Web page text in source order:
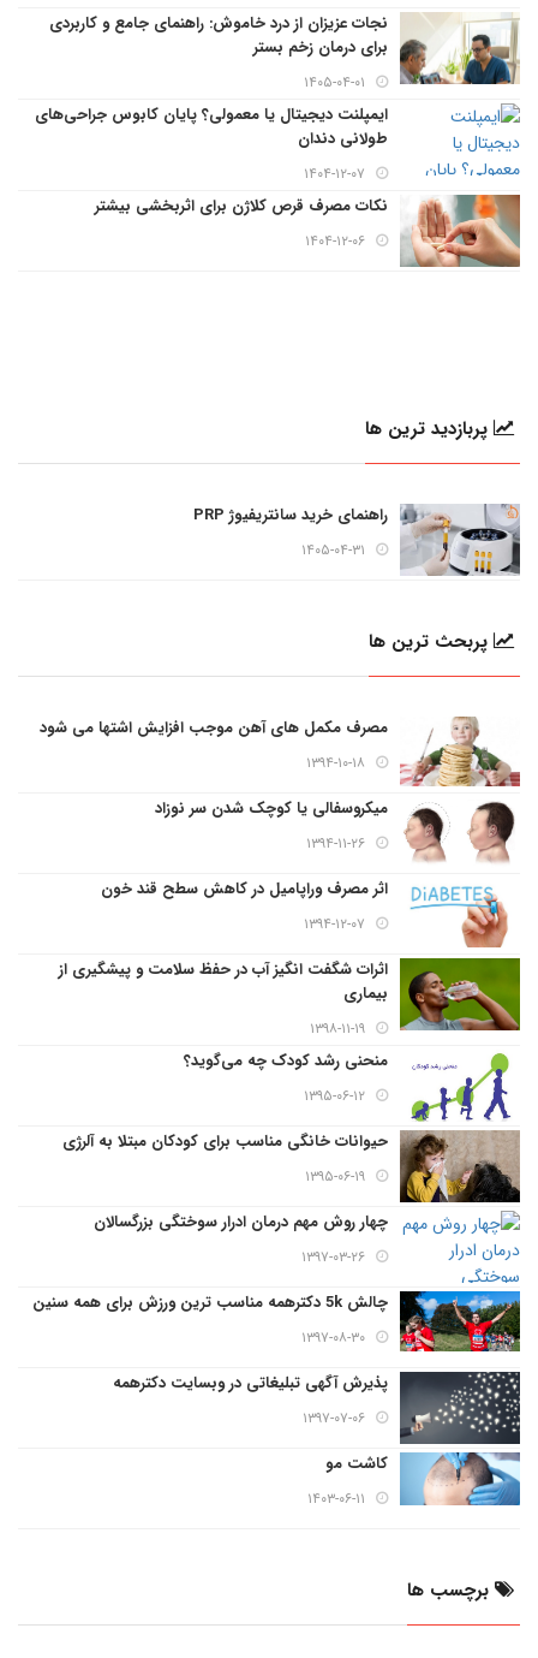
نجات عزیزان از درد خاموش: راهنمای جامع و کاربردی
برای درمان زخم بستر
۱۴۰۵-۰۴-۰۱
ایمپلنت دیجیتال یا معمولی؟ پایان کابوس جراحی‌های
طولانی دندان
۱۴۰۴-۱۲-۰۷
نکات مصرف قرص کلاژن برای اثربخشی بیشتر
۱۴۰۴-۱۲-۰۶
پربازدید ترین ها
راهنمای خرید سانتریفیوژ PRP
۱۴۰۵-۰۴-۳۱
پربحث ترین ها
مصرف مکمل های آهن موجب افزایش اشتها می شود
۱۳۹۴-۱۰-۱۸
میکروسفالی یا کوچک شدن سر نوزاد
۱۳۹۴-۱۱-۲۶
اثر مصرف وراپامیل در کاهش سطح قند خون
۱۳۹۴-۱۲-۰۷
اثرات شگفت انگیز آب در حفظ سلامت و پیشگیری از
بیماری
۱۳۹۸-۱۱-۱۹
منحنی رشد کودک چه می‌گوید؟
۱۳۹۵-۰۶-۱۲
حیوانات خانگی مناسب برای کودکان مبتلا به آلرژی
۱۳۹۵-۰۶-۱۹
چهار روش مهم درمان ادرار سوختگی بزرگسالان
۱۳۹۷-۰۳-۲۶
چالش 5k دکترهمه مناسب ترین ورزش برای همه سنین
۱۳۹۷-۰۸-۳۰
پذیرش آگهی تبلیغاتی در وبسایت دکترهمه
۱۳۹۷-۰۷-۰۶
کاشت مو
۱۴۰۳-۰۶-۱۱
برچسب ها